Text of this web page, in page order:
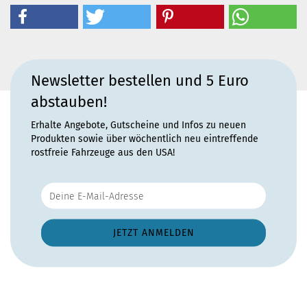
Newsletter bestellen und 5 Euro
abstauben!
Erhalte Angebote, Gutscheine und Infos zu neuen
Produkten sowie über wöchentlich neu eintreffende
rostfreie Fahrzeuge aus den USA!